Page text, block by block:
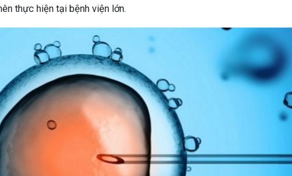
thực hiện tại bệnh viện lớn.